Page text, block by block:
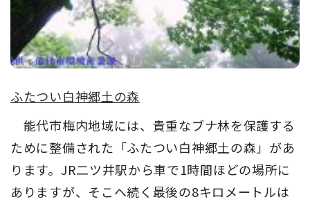
ふたつい白神郷土の森
能代市梅内地域には、貴重なブナ林を保護する
ために整備された「ふたつい白神郷土の森」があ
ります。JR二ツ井駅から車で1時間ほどの場所に
ありますが、そこへ続く最後の8キロメートルは